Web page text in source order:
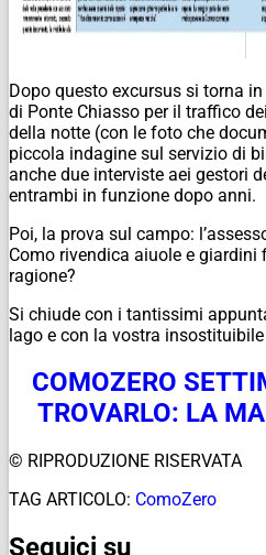
Dopo questo excursus si torna
di Ponte Chiasso per il traffico
della notte (con le foto che
piccola indagine sul servizio di
anche due interviste aei gestori
entrambi in funzione dopo anni.
Poi, la prova sul campo:
Como rivendica aiuole e
ragione?
Si chiude con i tantissimi
lago e con la vostra
COMOZERO
TROVARLO: LA
© RIPRODUZIONE RISERVATA
TAG ARTICOLO: ComoZero
Seguici su